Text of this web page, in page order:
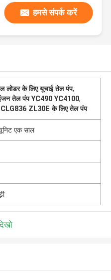
हमसे संपर्क करें
लोडर के लिए यूचाई तेल पंप,
तेल पंप YC490 YC4100,
ZL30E के लिए तेल पंप
एक साल